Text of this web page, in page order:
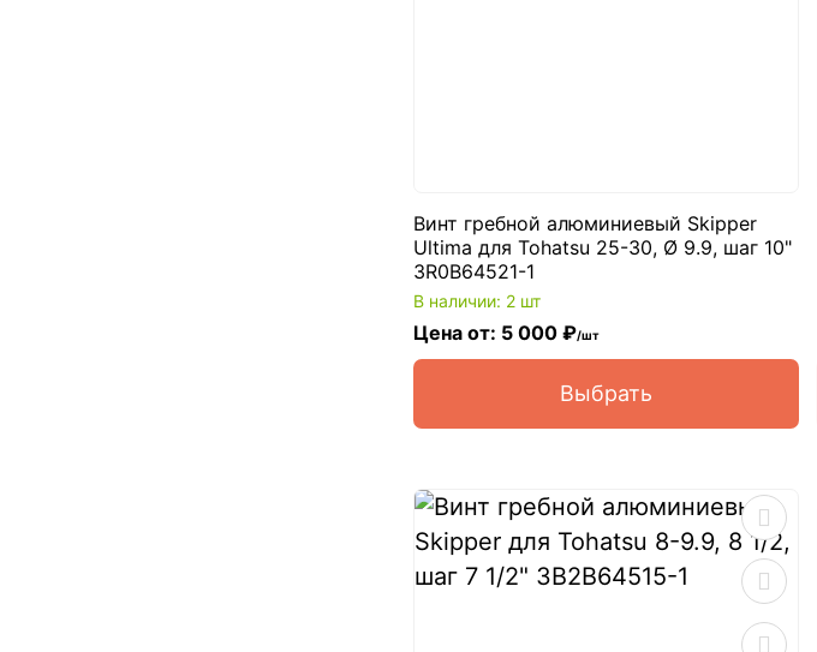
Винт гребной алюминиевый Skipper
Ultima для Tohatsu 25-30, Ø 9.9, шаг 10"
3R0B64521-1
В наличии: 2 шт
Цена от: 5 000 ₽/шт
Выбрать